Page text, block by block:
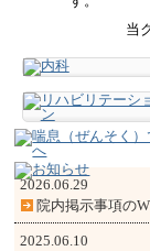
当
2026.06.29
院内掲示事項の
2025.06.10